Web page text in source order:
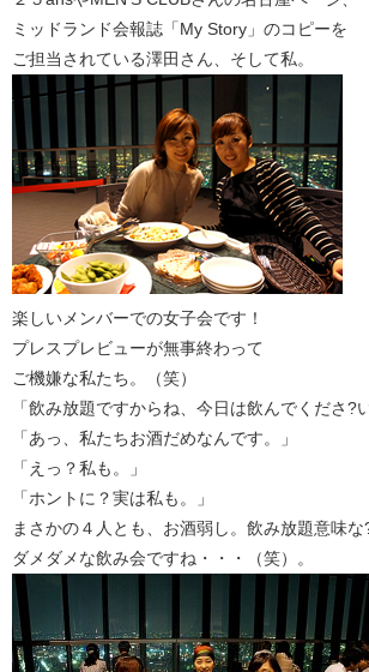
ミッドランド会報誌「My Story」のコピーを
ご担当されている澤田さん、そして私。
楽しいメンバーでの女子会です！
プレスプレビューが無事終わって
ご機嫌な私たち。（笑）
「飲み放題ですからね、今日は飲んでくださ?
「あっ、私たちお酒だめなんです。」
「えっ？私も。」
「ホントに？実は私も。」
まさかの４人とも、お酒弱し。飲み放題意味な?
ダメダメな飲み会ですね・・・（笑）。